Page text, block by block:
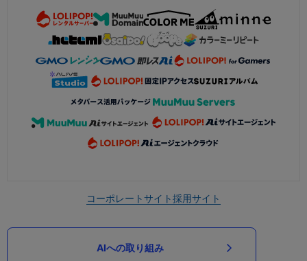
コーポレートサイト採用サイト
AIへの取り組み